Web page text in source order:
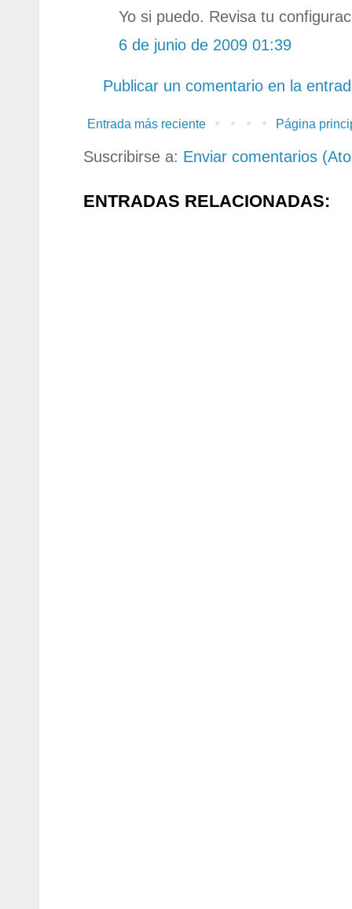
Yo si puedo. Revisa tu
6 de junio de 2009 01:39
Publicar un comentario en la
Entrada más reciente Página
Suscribirse a: Enviar comentarios
ENTRADAS RELACIONADAS: